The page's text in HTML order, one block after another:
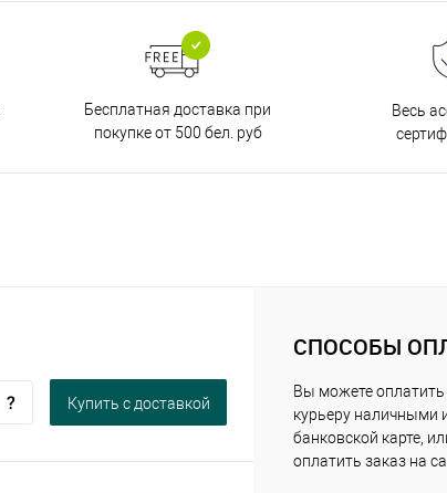
Бесплатная доставка при
покупке от 500 бел. руб
Весь
Купить c доставкой
СПОСОБЫ
Вы можете оплатить
курьеру наличными
банковской карте,
оплатить заказ на